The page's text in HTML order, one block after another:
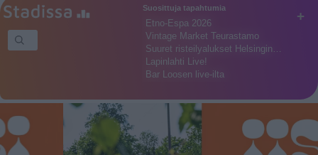
+
Suosittuja tapahtumia
Etno-Espa 2026
Vintage Market Teurastamo
Suuret risteilyalukset Helsingin…
Lapinlahti Live!
Bar Loosen live-ilta